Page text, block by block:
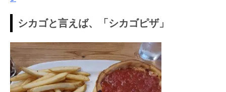
シカゴと言えば、「シカゴピザ」